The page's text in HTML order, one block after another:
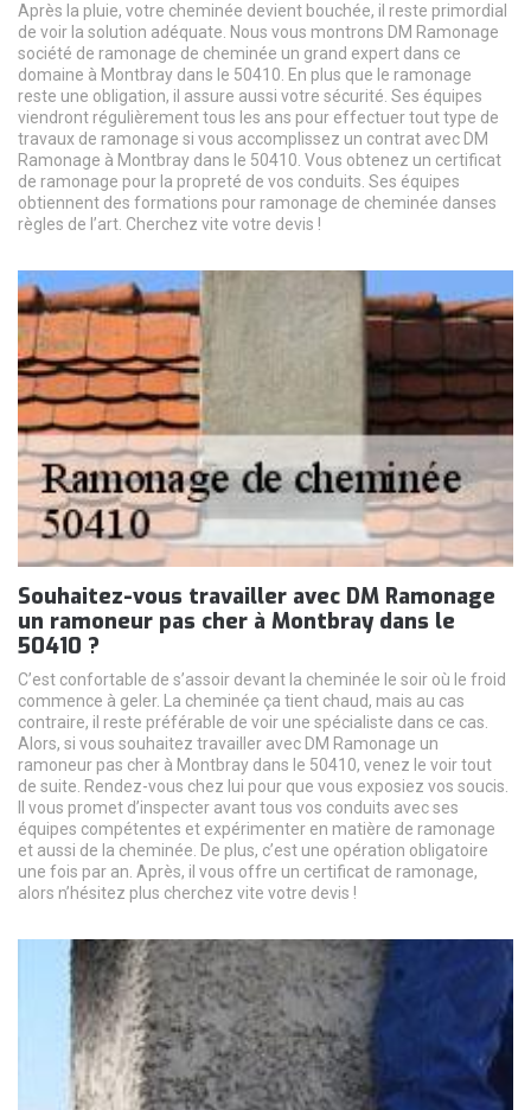
Après la pluie, votre cheminée devient bouchée, il reste primordial
de voir la solution adéquate. Nous vous montrons DM Ramonage
société de ramonage de cheminée un grand expert dans ce
domaine à Montbray dans le 50410. En plus que le ramonage
reste une obligation, il assure aussi votre sécurité. Ses équipes
viendront régulièrement tous les ans pour effectuer tout type de
travaux de ramonage si vous accomplissez un contrat avec DM
Ramonage à Montbray dans le 50410. Vous obtenez un certificat
de ramonage pour la propreté de vos conduits. Ses équipes
obtiennent des formations pour ramonage de cheminée danses
règles de l’art. Cherchez vite votre devis !
Souhaitez-vous travailler avec DM Ramonage
un ramoneur pas cher à Montbray dans le
50410 ?
C’est confortable de s’assoir devant la cheminée le soir où le froid
commence à geler. La cheminée ça tient chaud, mais au cas
contraire, il reste préférable de voir une spécialiste dans ce cas.
Alors, si vous souhaitez travailler avec DM Ramonage un
ramoneur pas cher à Montbray dans le 50410, venez le voir tout
de suite. Rendez-vous chez lui pour que vous exposiez vos soucis.
Il vous promet d’inspecter avant tous vos conduits avec ses
équipes compétentes et expérimenter en matière de ramonage
et aussi de la cheminée. De plus, c’est une opération obligatoire
une fois par an. Après, il vous offre un certificat de ramonage,
alors n’hésitez plus cherchez vite votre devis !